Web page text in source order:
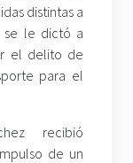
distintas a
se le dictó a
el delito de
para el
recibió
de un